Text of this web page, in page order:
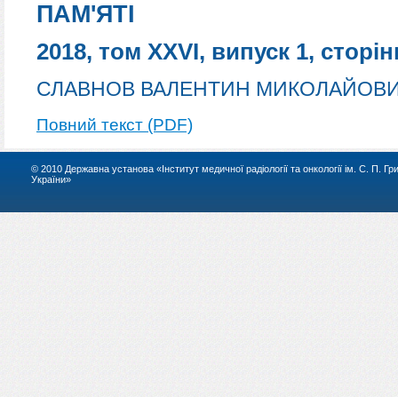
ПАМ'ЯТІ
2018, том XXVI, випуск 1,
СЛАВНОВ ВАЛЕНТИН
Повний текст (PDF)
© 2010 Державна установа «Інститут медичної радіології та онкології ім. С. П.
України»